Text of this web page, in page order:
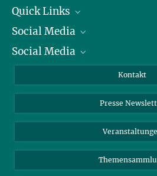
+49 551 384979-244
Rengel@...
Dr. Miguel de Val-Borro
Quick Links
Präsident
Zahlen und Fakten
Social Media
Bluesky
TikTok
Social Media
Instagram
YouTube
Kontakt
Presse